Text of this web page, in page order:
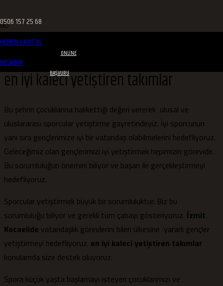
0506 157 25 68
HEMEN KAYIT OL
HESABIM
ONLINE
BAŞVURU
en iyi kaleci yetiştiren takımlar
Bu şehrin çocuklarına hakkettiği değeri vererek ulusal ve
uluslararası sporcular yetiştirme gayretindeyiz. İyi sporcunun
yanı sıra gençlerimize iyi bir vatandaş olabilmelerini hedefliyoruz.
Geleceğimiz olan gençlerimizi iyi yetiştirmek hepimizin görevidir.
Bu sorumluluğun önemini biliyor ve başarı ile gerçekleştirmeyi
hedefliyoruz.
Sporcular yetiştirmek büyük bir sorumluluktur. Biz bu
sorumluluğu biliyor ve gerekli tüm çabayı gösteriyoruz. İzmit
Kocaelide vatandaşlık görevlerini bilen ülkesine yararlı gençler
yetiştirmeyi hedefliyoruz. en iyi kaleci yetiştiren takımlar
konularnda size destek oluyoruz.
Spora küçük yaşta başlamayı isteyen çocuklarımızı ve